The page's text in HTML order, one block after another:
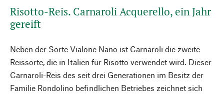
Risotto-Reis. Carnaroli Acquerello, ein Jahr
gereift
Neben der Sorte Vialone Nano ist Carnaroli die zweite
Reissorte, die in Italien für Risotto verwendet wird. Dieser
Carnaroli-Reis des seit drei Generationen im Besitz der
Familie Rondolino befindlichen Betriebes zeichnet sich